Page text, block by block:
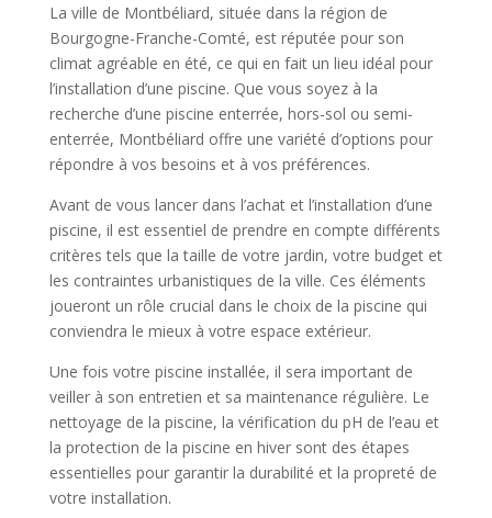
La ville de Montbéliard, située dans la région de
Bourgogne-Franche-Comté, est réputée pour son
climat agréable en été, ce qui en fait un lieu idéal pour
l’installation d’une piscine. Que vous soyez à la
recherche d’une piscine enterrée, hors-sol ou semi-
enterrée, Montbéliard offre une variété d’options pour
répondre à vos besoins et à vos préférences.
Avant de vous lancer dans l’achat et l’installation d’une
piscine, il est essentiel de prendre en compte différents
critères tels que la taille de votre jardin, votre budget et
les contraintes urbanistiques de la ville. Ces éléments
joueront un rôle crucial dans le choix de la piscine qui
conviendra le mieux à votre espace extérieur.
Une fois votre piscine installée, il sera important de
veiller à son entretien et sa maintenance régulière. Le
nettoyage de la piscine, la vérification du pH de l’eau et
la protection de la piscine en hiver sont des étapes
essentielles pour garantir la durabilité et la propreté de
votre installation.